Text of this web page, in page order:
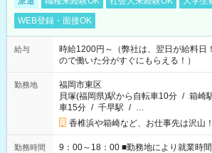
WEB登録・面接OK
給与
時給1200円～（弊社は、翌日が給料日
ので働いた分がすぐにもらえる！）
勤務地
福岡市東区
貝塚(福岡県)駅から自転車10分 / 箱崎
車15分 / 千早駅 / …
香椎浜や箱崎など、お仕事先は沢山！
勤務時間 9：00～18：00 ■勤務地により就業時